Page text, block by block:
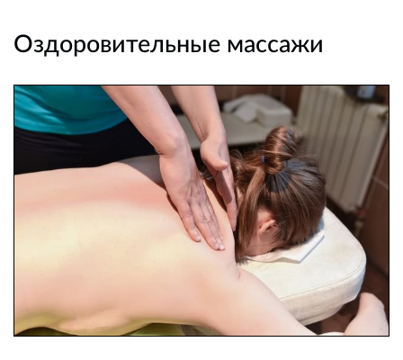
Оздоровительные массажи